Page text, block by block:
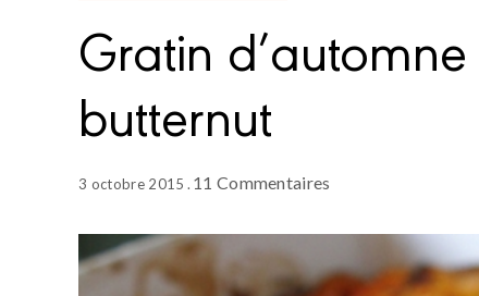
Gratin
butternut
3 octobre 2015 11 Commentaires